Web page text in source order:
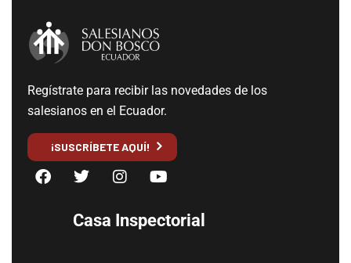
Regístrate para recibir las novedades de los
salesianos en el Ecuador.
¡SUSCRÍBETE AQUÍ!
Casa Inspectorial